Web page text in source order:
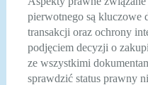
pierwotnego są kluczowe
transakcji oraz ochrony
podjęciem decyzji o
ze wszystkimi
sprawdzić status prawny